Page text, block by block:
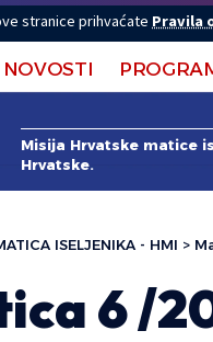
stranice prihvaćate Pravila
NOVOSTI
Misija Hrvatske matice
Hrvatske.
ISELJENIKA - HMI >
6 /